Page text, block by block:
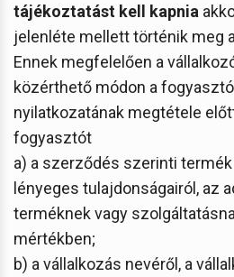
tájékoztatást kell kapnia
jelenléte mellett történik meg
Ennek megfelelően a
közérthető módon a
nyilatkozatának megtétele
fogyasztót
a) a szerződés szerinti
lényeges tulajdonságairól, az
terméknek vagy
mértékben;
b) a vállalkozás nevéről, a